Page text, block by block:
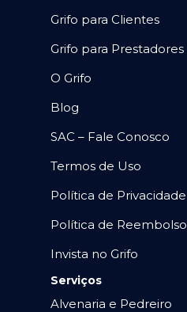
Grifo para Clientes
Grifo para Prestadores
O Grifo
Blog
SAC – Fale Conosco
Termos de Uso
Política de Privacidade
Política de Reembolso
Invista no Grifo
Serviços
Alvenaria e Pedreiro